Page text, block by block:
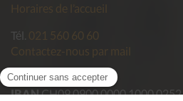
Horaires de l’accueil
Tél. 021 560 60 60
Contactez-nous par mail
Pour faire un don
IBANCH09 0900 0000 1000 0252